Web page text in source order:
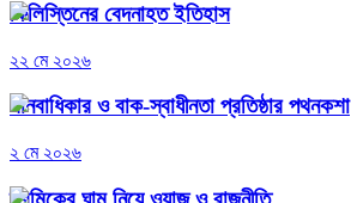
ফিলিস্তিনের বেদনাহত ইতিহাস
২২ মে ২০২৬
মানবাধিকার ও বাক-স্বাধীনতা প্রতিষ্ঠার পথনকশা
২ মে ২০২৬